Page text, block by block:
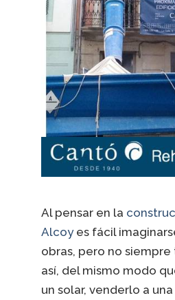
Al pensar en la
Alcoyes fácil
obras, pero no
así, del mismo modo
un solar, venderlo a una